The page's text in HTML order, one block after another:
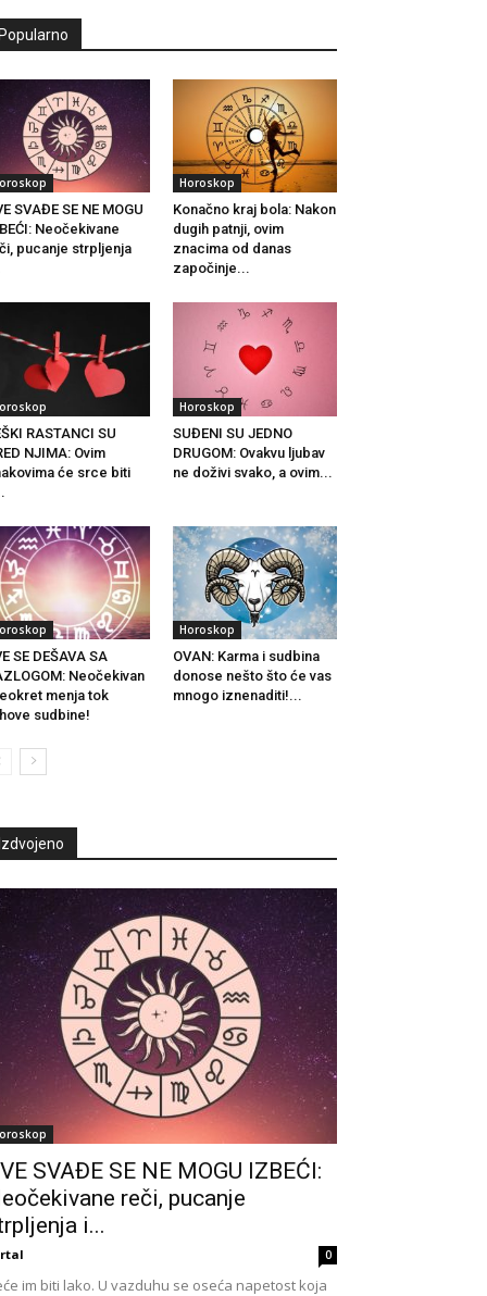
Popularno
SVAĐE SE NE MOGU
Neočekivane
pucanje strpljenja
Horoskop
Konačno kraj bola: Nakon
dugih patnji, ovim
znacima od danas
započinje...
RASTANCI SU
NJIMA: Ovim
će srce biti
Horoskop
SUĐENI SU JEDNO
DRUGOM: Ovakvu ljubav
ne doživi svako, a ovim...
SE DEŠAVA SA
Neočekivan
menja tok
sudbine!
Horoskop
OVAN: Karma i sudbina
donose nešto što će vas
mnogo iznenaditi!...
Izdvojeno
SVAĐE SE NE MOGU IZBEĆI:
reči, pucanje
i...
0
im biti lako. U vazduhu se oseća napetost koja